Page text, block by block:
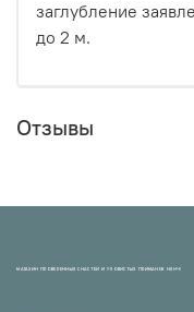
заглубление
до 2 м.
Отзывы
МАГАЗИН ПРОВЕРЕННЫХ СНАСТЕЙ И УЛОВИСТЫХ ПРИМАНОК НХНЧ!